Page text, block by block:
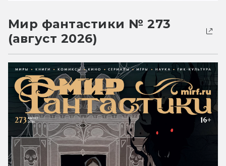
Мир фантастики № 273
(август 2026)